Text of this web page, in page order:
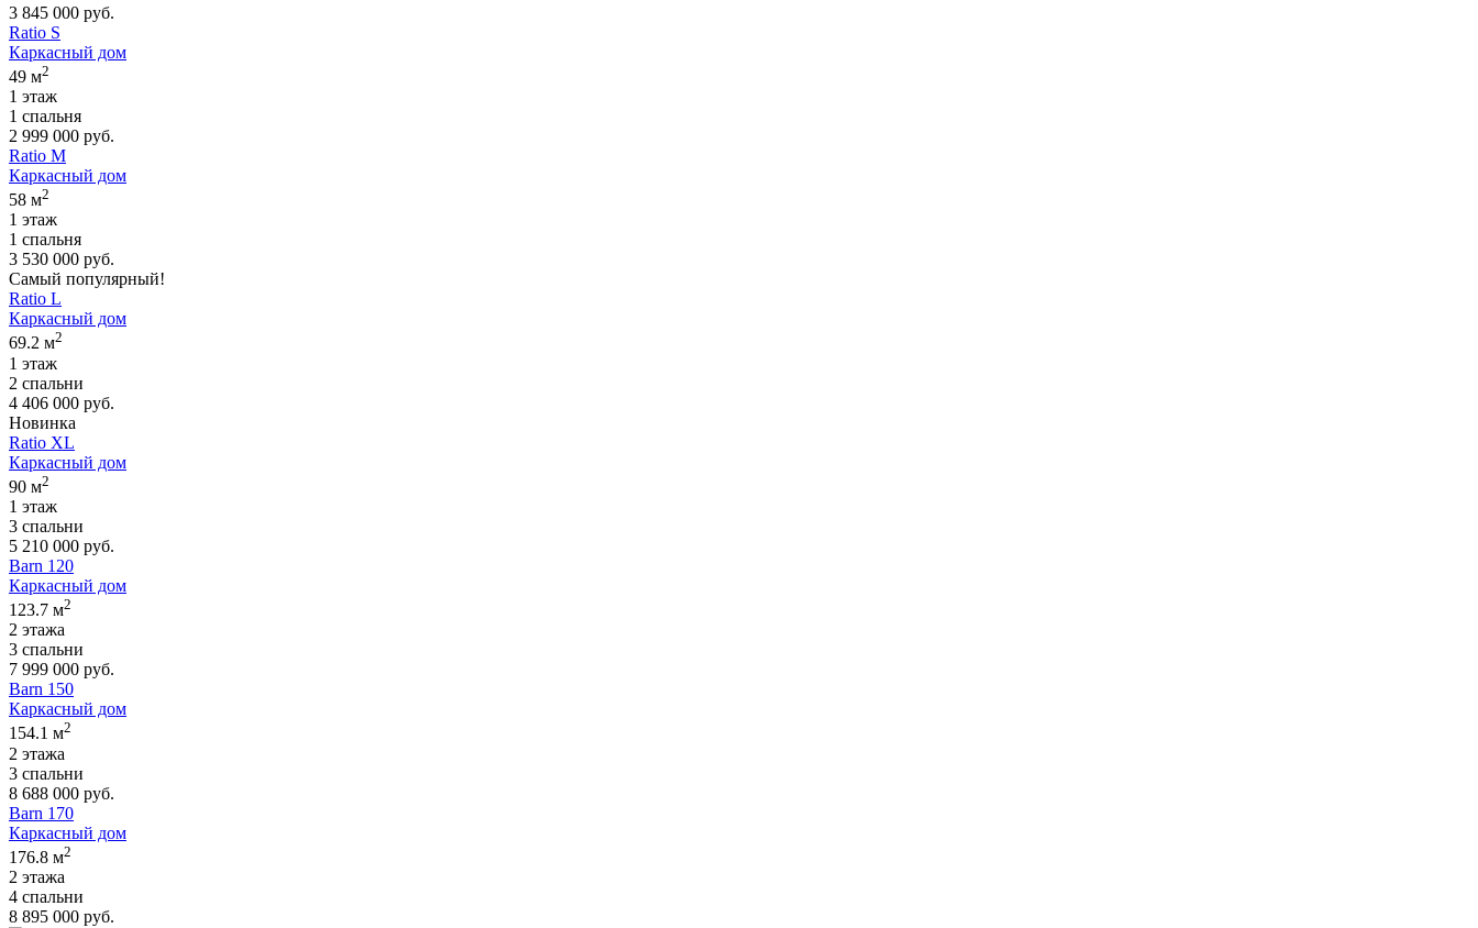
3 845 000 руб.
Ratio S
Каркасный дом
49 м2
1 этаж
1 спальня
2 999 000 руб.
Ratio M
Каркасный дом
58 м2
1 этаж
1 спальня
3 530 000 руб.
Самый популярный!
Ratio L
Каркасный дом
69.2 м2
1 этаж
2 спальни
4 406 000 руб.
Новинка
Ratio XL
Каркасный дом
90 м2
1 этаж
3 спальни
5 210 000 руб.
Barn 120
Каркасный дом
123.7 м2
2 этажа
3 спальни
7 999 000 руб.
Barn 150
Каркасный дом
154.1 м2
2 этажа
3 спальни
8 688 000 руб.
Barn 170
Каркасный дом
176.8 м2
2 этажа
4 спальни
8 895 000 руб.